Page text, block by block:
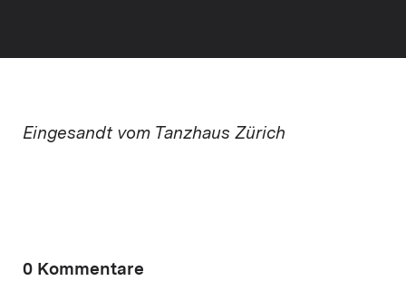
Eingesandt vom Tanzhaus Zürich
0 Kommentare